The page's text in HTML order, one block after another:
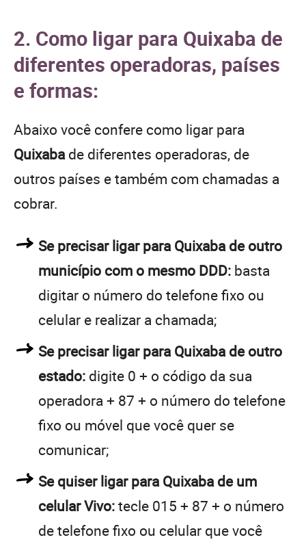
2. Como ligar para Quixaba de
diferentes operadoras, países
e formas:
Abaixo você confere como ligar para
Quixaba de diferentes operadoras, de
outros países e também com chamadas a
cobrar.
Se precisar ligar para Quixaba de outro
município com o mesmo DDD: basta
digitar o número do telefone fixo ou
celular e realizar a chamada;
Se precisar ligar para Quixaba de outro
estado: digite 0 + o código da sua
operadora + 87 + o número do telefone
fixo ou móvel que você quer se
comunicar;
Se quiser ligar para Quixaba de um
celular Vivo:tecle 015 + 87 + o número
de telefone fixo ou celular que você